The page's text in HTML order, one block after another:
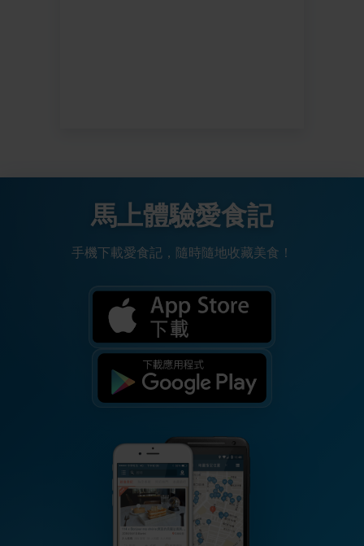
馬上體驗愛食記
手機下載愛食記，隨時隨地收藏美食！